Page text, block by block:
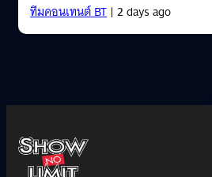
ทีมคอนเทนต์ BT| 2 days ago